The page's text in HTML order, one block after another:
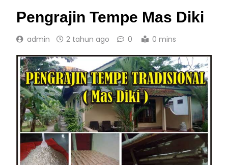
Pengrajin Tempe Mas Diki
admin 2 tahun ago 0 0 mins